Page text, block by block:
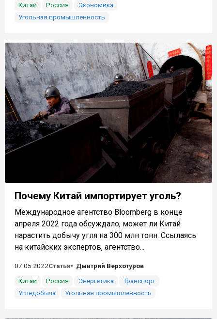
Китай
Россия
Экономика
Угольная промышленность
Почему Китай импортирует уголь?
Международное агентство Bloomberg в конце
апреля 2022 года обсуждало, может ли Китай
нарастить добычу угля на 300 млн тонн. Ссылаясь
на китайских экспертов, агентство...
07.05.2022Статья
Дмитрий Верхотуров
Китай
Россия Энергетика
Транспорт
Угледобыча
Угольная промышленность